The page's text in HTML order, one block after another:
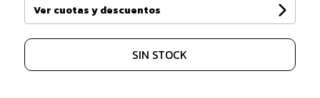
Ver cuotas y descuentos
SIN STOCK